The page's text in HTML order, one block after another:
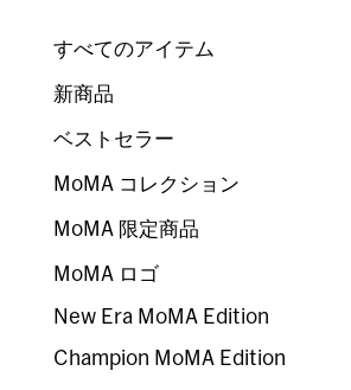
すべてのアイテム
新商品
ベストセラー
MoMA コレクション
MoMA 限定商品
MoMA ロゴ
New Era MoMA Edition
Champion MoMA Edition